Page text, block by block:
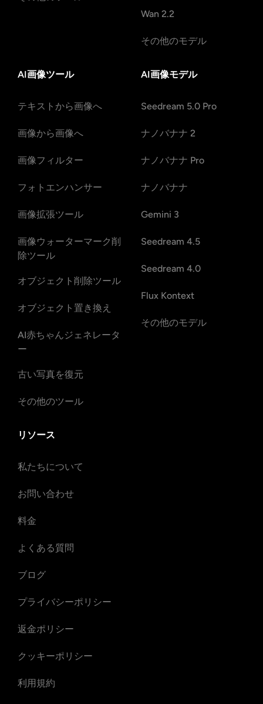
Wan 2.2
その他のモデル
AI画像ツール
テキストから画像へ
画像から画像へ
画像フィルター
フォトエンハンサー
画像拡張ツール
画像ウォーターマーク削
除ツール
オブジェクト削除ツール
オブジェクト置き換え
AI赤ちゃんジェネレータ
ー
古い写真を復元
その他のツール
AI画像モデル
Seedream 5.0 Pro
ナノバナナ 2
ナノバナナ Pro
ナノバナナ
Gemini 3
Seedream 4.5
Seedream 4.0
Flux Kontext
その他のモデル
リソース
私たちについて
お問い合わせ
料金
よくある質問
ブログ
プライバシーポリシー
返金ポリシー
クッキーポリシー
利用規約